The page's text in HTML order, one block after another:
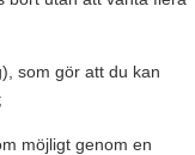
som gör att du kan
möjligt genom en